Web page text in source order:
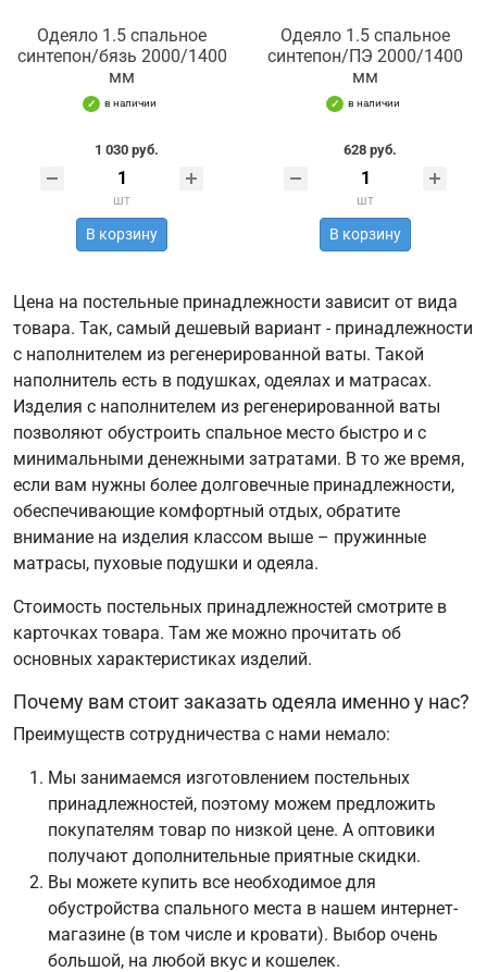
Одеяло 1.5 спальное
синтепон/бязь 2000/1400
мм
в наличии
1 030 руб.
шт
В корзину
Одеяло 1.5 спальное
синтепон/ПЭ 2000/1400
мм
в наличии
628 руб.
шт
В корзину
Цена на постельные принадлежности зависит от вида
товара. Так, самый дешевый вариант - принадлежности
с наполнителем из регенерированной ваты. Такой
наполнитель есть в подушках, одеялах и матрасах.
Изделия с наполнителем из регенерированной ваты
позволяют обустроить спальное место быстро и с
минимальными денежными затратами. В то же время,
если вам нужны более долговечные принадлежности,
обеспечивающие комфортный отдых, обратите
внимание на изделия классом выше – пружинные
матрасы, пуховые подушки и одеяла.
Стоимость постельных принадлежностей смотрите в
карточках товара. Там же можно прочитать об
основных характеристиках изделий.
Почему вам стоит заказать одеяла именно у нас?
Преимуществ сотрудничества с нами немало:
Мы занимаемся изготовлением постельных
принадлежностей, поэтому можем предложить
покупателям товар по низкой цене. А оптовики
получают дополнительные приятные скидки.
Вы можете купить все необходимое для
обустройства спального места в нашем интернет-
магазине (в том числе и кровати). Выбор очень
большой, на любой вкус и кошелек.